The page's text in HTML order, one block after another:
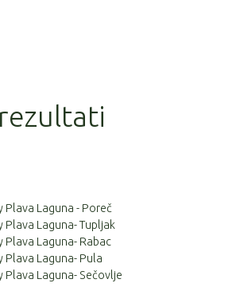
Laguna - Poreč
Laguna- Tupljak
Laguna- Rabac
Laguna- Pula
Laguna- Sečovlje